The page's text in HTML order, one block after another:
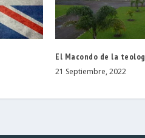
El Macondo de la
21 Septiembre, 2022